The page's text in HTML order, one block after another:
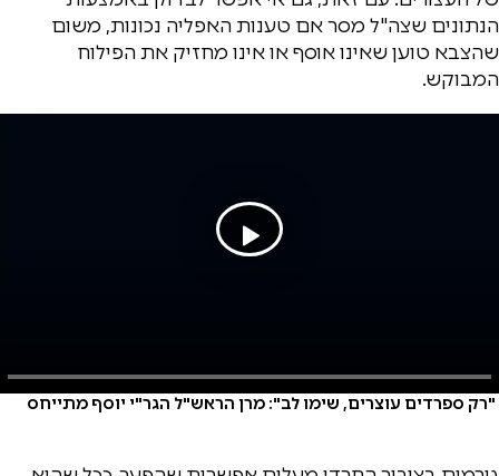
הנתונים שצה"ל מסר אם טענות האפליה נכונות, משום
שהצבא טוען שאינו אוסף או אינו מחזיק את הפילוח
המבוקש.
"רק ספרדים עוצרים, שימו לב": מרן הראש"ל הגר"י יוסף מתייחס